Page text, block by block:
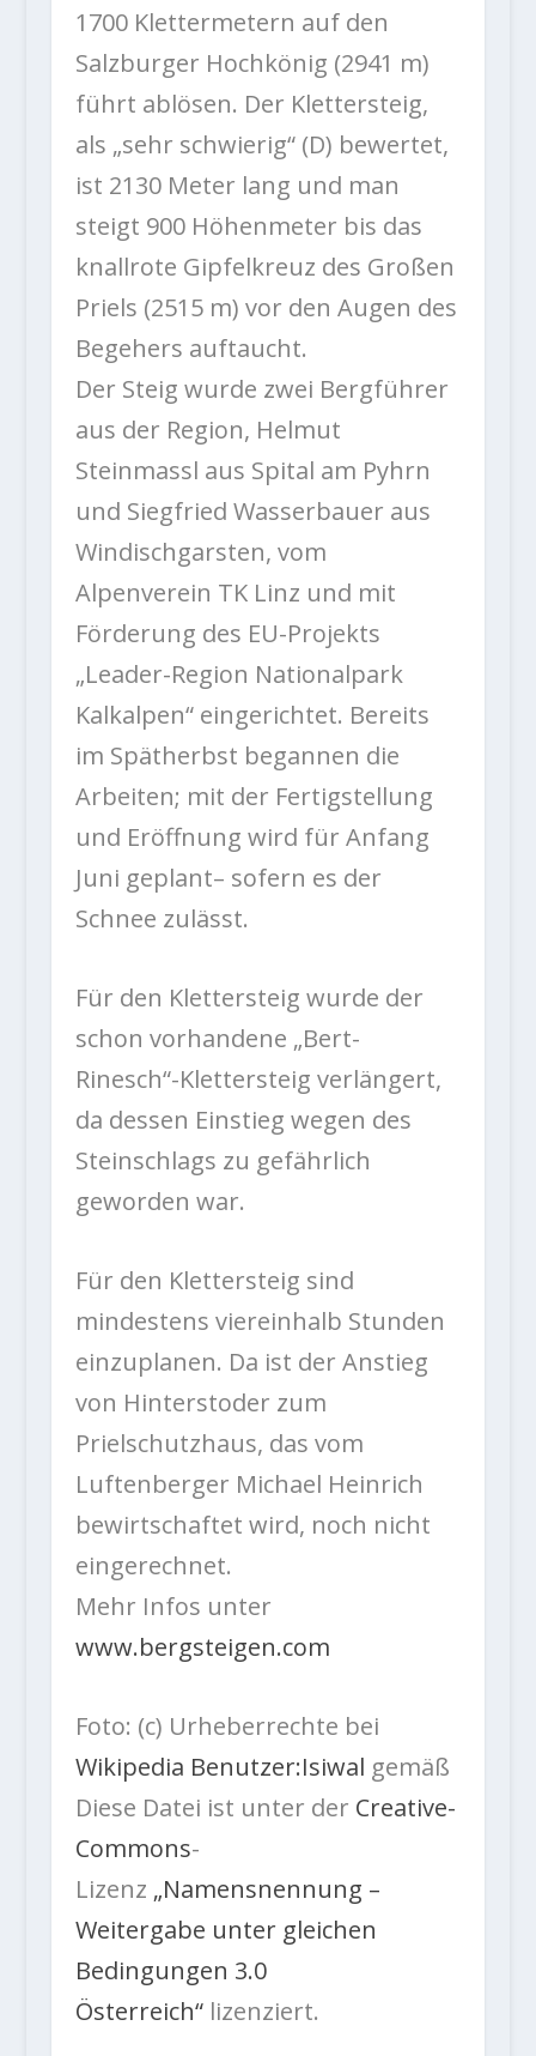
1700 Klettermetern auf den
Salzburger Hochkönig (2941 m)
führt ablösen. Der Klettersteig,
als „sehr schwierig“ (D) bewertet,
ist 2130 Meter lang und man
steigt 900 Höhenmeter bis das
knallrote Gipfelkreuz des Großen
Priels (2515 m) vor den Augen des
Begehers auftaucht.
Der Steig wurde zwei Bergführer
aus der Region, Helmut
Steinmassl aus Spital am Pyhrn
und Siegfried Wasserbauer aus
Windischgarsten, vom
Alpenverein TK Linz und mit
Förderung des EU-Projekts
„Leader-Region Nationalpark
Kalkalpen“ eingerichtet. Bereits
im Spätherbst begannen die
Arbeiten; mit der Fertigstellung
und Eröffnung wird für Anfang
Juni geplant– sofern es der
Schnee zulässt.
Für den Klettersteig wurde der
schon vorhandene „Bert-
Rinesch“-Klettersteig verlängert,
da dessen Einstieg wegen des
Steinschlags zu gefährlich
geworden war.
Für den Klettersteig sind
mindestens viereinhalb Stunden
einzuplanen. Da ist der Anstieg
von Hinterstoder zum
Prielschutzhaus, das vom
Luftenberger Michael Heinrich
bewirtschaftet wird, noch nicht
eingerechnet.
Mehr Infos unter
www.bergsteigen.com
Foto: (c) Urheberrechte bei
Wikipedia Benutzer:Isiwal gemäß
Diese Datei ist unter der Creative-
Commons-
Lizenz „Namensnennung –
Weitergabe unter gleichen
Bedingungen 3.0
Österreich“lizenziert.